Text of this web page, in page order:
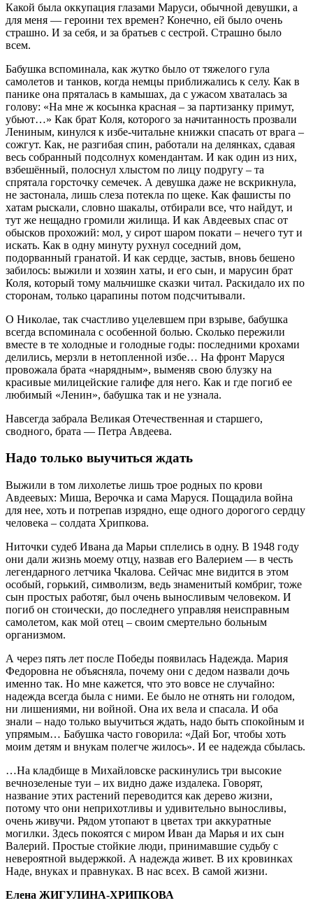
Какой была оккупация глазами Маруси, обычной девушки, а
для меня — героини тех времен? Конечно, ей было очень
страшно. И за себя, и за братьев с сестрой. Страшно было
всем.
Бабушка вспоминала, как жутко было от тяжелого гула
самолетов и танков, когда немцы приближались к селу. Как в
панике она пряталась в камышах, да с ужасом хваталась за
голову: «На мне ж косынка красная – за партизанку примут,
убьют…» Как брат Коля, которого за начитанность прозвали
Лениным, кинулся к избе-читальне книжки спасать от врага –
сожгут. Как, не разгибая спин, работали на делянках, сдавая
весь собранный подсолнух комендантам. И как один из них,
взбешённый, полоснул хлыстом по лицу подругу – та
спрятала горсточку семечек. А девушка даже не вскрикнула,
не застонала, лишь слеза потекла по щеке. Как фашисты по
хатам рыскали, словно шакалы, отбирали все, что найдут, и
тут же нещадно громили жилища. И как Авдеевых спас от
обысков прохожий: мол, у сирот шаром покати – нечего тут и
искать. Как в одну минуту рухнул соседний дом,
подорванный гранатой. И как сердце, застыв, вновь бешено
забилось: выжили и хозяин хаты, и его сын, и марусин брат
Коля, который тому мальчишке сказки читал. Раскидало их по
сторонам, только царапины потом подсчитывали.
О Николае, так счастливо уцелевшем при взрыве, бабушка
всегда вспоминала с особенной болью. Сколько пережили
вместе в те холодные и голодные годы: последними крохами
делились, мерзли в нетопленной избе… На фронт Маруся
провожала брата «нарядным», выменяв свою блузку на
красивые милицейские галифе для него. Как и где погиб ее
любимый «Ленин», бабушка так и не узнала.
Навсегда забрала Великая Отечественная и старшего,
сводного, брата — Петра Авдеева.
Надо только выучиться ждать
Выжили в том лихолетье лишь трое родных по крови
Авдеевых: Миша, Верочка и сама Маруся. Пощадила война
для нее, хоть и потрепав изрядно, еще одного дорогого сердцу
человека – солдата Хрипкова.
Ниточки судеб Ивана да Марьи сплелись в одну. В 1948 году
они дали жизнь моему отцу, назвав его Валерием — в честь
легендарного летчика Чкалова. Сейчас мне видится в этом
особый, горький, символизм, ведь знаменитый комбриг, тоже
сын простых работяг, был очень выносливым человеком. И
погиб он стоически, до последнего управляя неисправным
самолетом, как мой отец – своим смертельно больным
организмом.
А через пять лет после Победы появилась Надежда. Мария
Федоровна не объясняла, почему они с дедом назвали дочь
именно так. Но мне кажется, что это вовсе не случайно:
надежда всегда была с ними. Ее было не отнять ни голодом,
ни лишениями, ни войной. Она их вела и спасала. И оба
знали – надо только выучиться ждать, надо быть спокойным и
упрямым… Бабушка часто говорила: «Дай Бог, чтобы хоть
моим детям и внукам полегче жилось». И ее надежда сбылась.
…На кладбище в Михайловске раскинулись три высокие
вечнозеленые туи – их видно даже издалека. Говорят,
название этих растений переводится как дерево жизни,
потому что они неприхотливы и удивительно выносливы,
очень живучи. Рядом утопают в цветах три аккуратные
могилки. Здесь покоятся с миром Иван да Марья и их сын
Валерий. Простые стойкие люди, принимавшие судьбу с
невероятной выдержкой. А надежда живет. В их кровинках
Наде, внуках и правнуках. В нас всех. В самой жизни.
Елена ЖИГУЛИНА-ХРИПКОВА